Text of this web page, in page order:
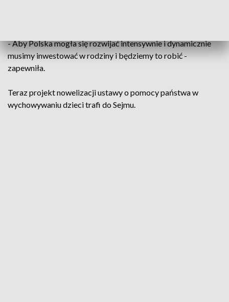
- Aby Polska mogła się rozwijać intensywnie i dynamicznie
musimy inwestować w rodziny i będziemy to robić -
zapewniła.
Teraz projekt nowelizacji ustawy o pomocy państwa w
wychowywaniu dzieci trafi do Sejmu.